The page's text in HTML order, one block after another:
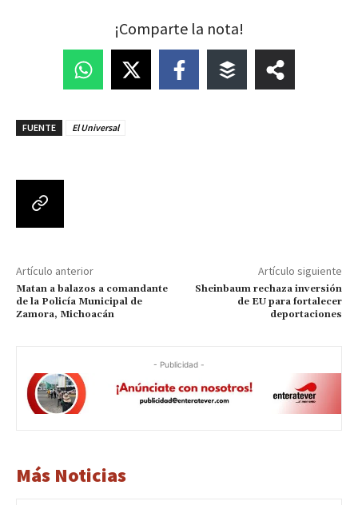
¡Comparte la nota!
FUENTE El Universal
Artículo anterior
Matan a balazos a comandante
de la Policía Municipal de
Zamora, Michoacán
Artículo siguiente
Sheinbaum rechaza inversión
de EU para fortalecer
deportaciones
- Publicidad -
Más Noticias